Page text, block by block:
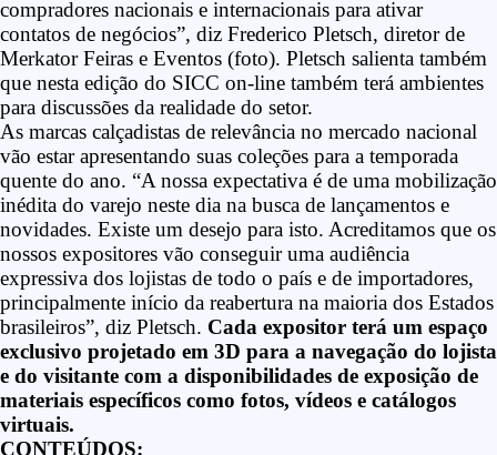
compradores nacionais e internacionais para ativar
contatos de negócios”, diz Frederico Pletsch, diretor de
Merkator Feiras e Eventos (foto). Pletsch salienta também
que nesta edição do SICC on-line também terá ambientes
para discussões da realidade do setor.
As marcas calçadistas de relevância no mercado nacional
vão estar apresentando suas coleções para a temporada
quente do ano. “A nossa expectativa é de uma mobilização
inédita do varejo neste dia na busca de lançamentos e
novidades. Existe um desejo para isto. Acreditamos que os
nossos expositores vão conseguir uma audiência
expressiva dos lojistas de todo o país e de importadores,
principalmente início da reabertura na maioria dos Estados
brasileiros”, diz Pletsch. Cada expositor terá um espaço
exclusivo projetado em 3D para a navegação do lojista
e do visitante com a disponibilidades de exposição de
materiais específicos como fotos, vídeos e catálogos
virtuais.
CONTEÚDOS: